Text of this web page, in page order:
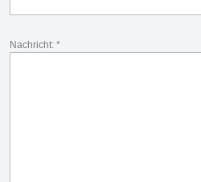
Nachricht: *